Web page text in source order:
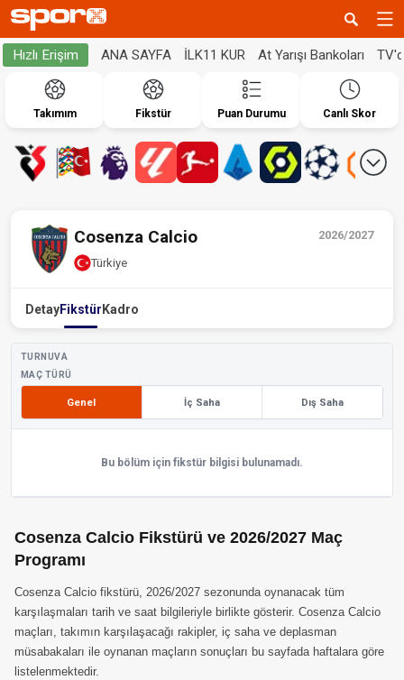
Hızlı Erişim ANA SAYFA İLK11 KUR At Yarışı Bankoları
Takımım Fikstür Puan Durumu Canlı Skor
2026/2027
Cosenza Calcio
Türkiye
DetayFikstür Kadro
TURNUVA
MAÇ TÜRÜ
Genel İç Saha Dış Saha
Bu bölüm için fikstür bilgisi bulunamadı.
Cosenza Calcio Fikstürü ve 2026/2027 Maç
Programı
Cosenza Calcio fikstürü, 2026/2027 sezonunda oynanacak tüm
karşılaşmaları tarih ve saat bilgileriyle birlikte gösterir. Cosenza Calcio
maçları, takımın karşılaşacağı rakipler, iç saha ve deplasman
müsabakaları ile oynanan maçların sonuçları bu sayfada haftalara göre
listelenmektedir.